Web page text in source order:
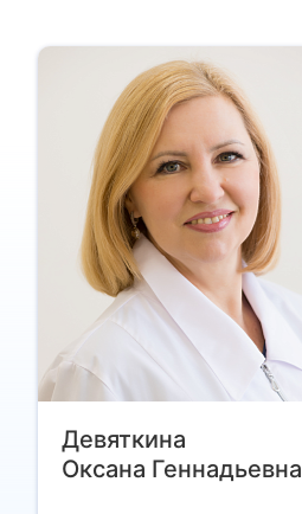
Девяткина
Оксана Геннадьевна